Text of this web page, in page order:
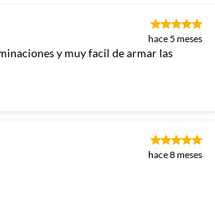
hace 5 meses
y muy facil de armar las
hace 8 meses